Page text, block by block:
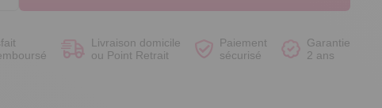
Livraison domicile
ou Point Retrait
Paiement
sécurisé
Garantie
2 ans